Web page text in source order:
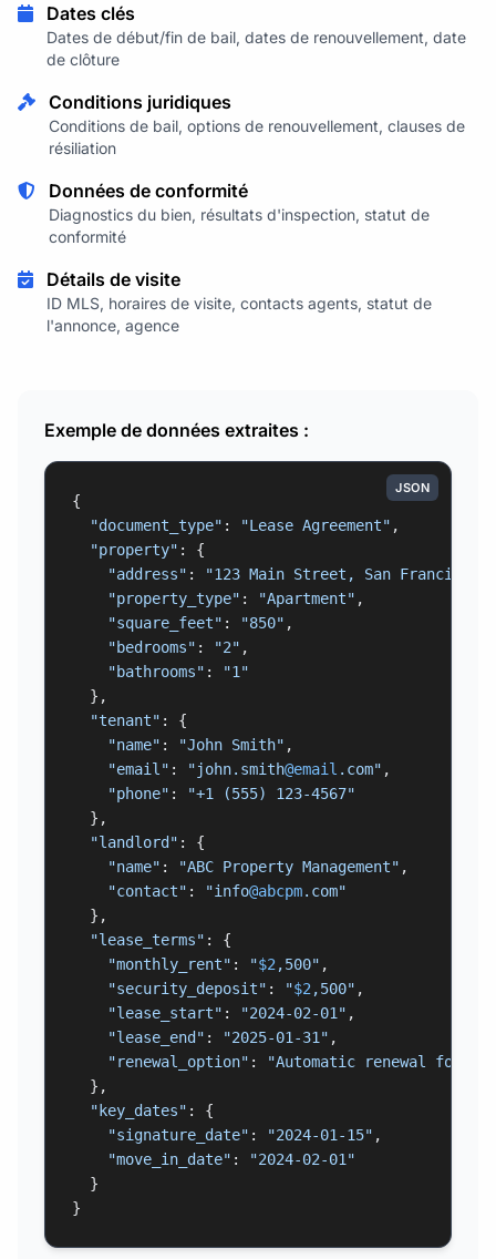
Dates clés
Dates de début/fin de bail, dates de renouvellement, date
de clôture
Conditions juridiques
Conditions de bail, options de renouvellement, clauses de
résiliation
Données de conformité
Diagnostics du bien, résultats d'inspection, statut de
conformité
Détails de visite
ID MLS, horaires de visite, contacts agents, statut de
l'annonce, agence
Exemple de données extraites :
JSON
{
"document_type" : "Lease Agreement" ,
"property" : {
"address" :
"123 Main Street, San Francisco,
"property_type" : "Apartment" ,
"square_feet" : "850" ,
"bedrooms" : "2" ,
"bathrooms" :
"1"
  },
"tenant" : {
"name" : "John Smith" ,
"email" : "john.smith@email .com" ,
"phone" :
"+1 (555) 123-4567"
  },
"landlord" : {
"name" : "ABC Property Management" ,
"contact" : "info@abcpm.com"
  },
"lease_terms" : {
"monthly_rent" : "$2 ,500" ,
"security_deposit" : "$2 ,500" ,
"lease_start" : "2024-02-01" ,
"lease_end" : "2025-01-31" ,
"renewal_option" :
"Automatic renewal for 1
  },
"key_dates" : {
"signature_date" : "2024-01-15" ,
"move_in_date" :
"2024-02-01"
  }
}